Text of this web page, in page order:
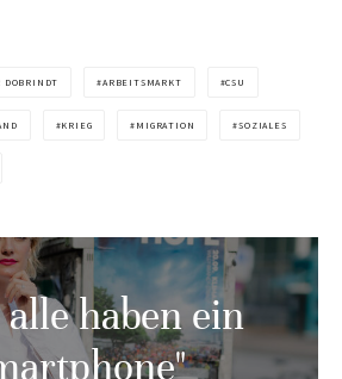
DOBRINDT ARBEITSMARKT CSU
KRIEG MIGRATION SOZIALES
haben ein